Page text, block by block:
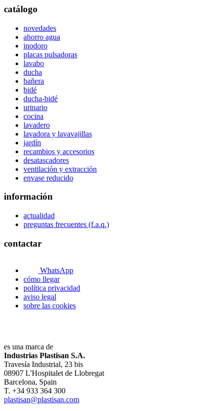
catálogo
novedades
ahorro agua
inodoro
placas pulsadoras
lavabo
ducha
bañera
bidé
ducha-bidé
urinario
cocina
lavadero
lavadora y lavavajillas
jardín
recambios y accesorios
desatascadores
ventilación y extracción
envase reducido
información
actualidad
preguntas frecuentes (f.a.q.)
contactar
WhatsApp
cómo llegar
política privacidad
aviso legal
sobre las cookies
es una marca de
Industrias Plastisan S.A.
Travesía Industrial, 23 bis
08907 L'Hospitalet de Llobregat
Barcelona, Spain
T. +34 933 364 300
plastisan@plastisan.com